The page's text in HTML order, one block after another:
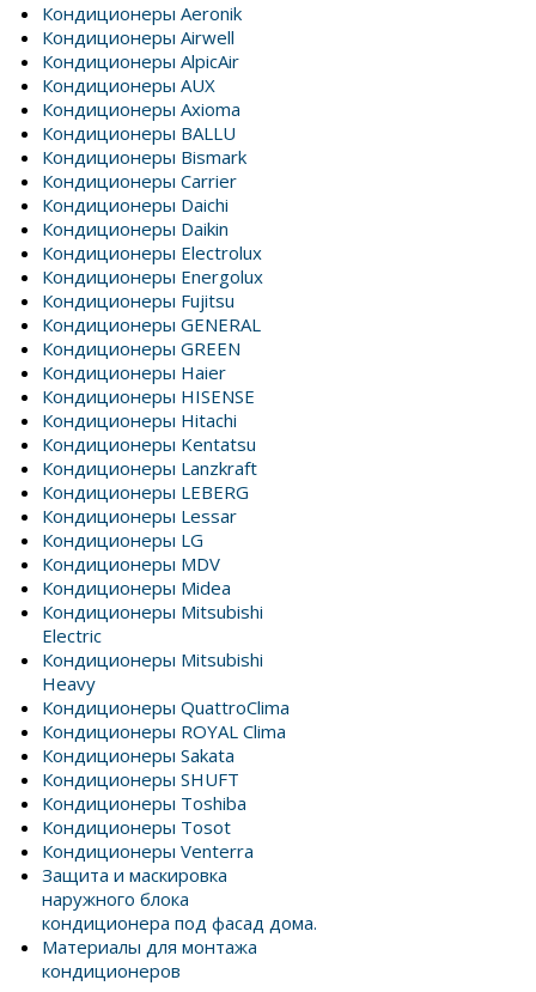
Кондиционеры Aeronik
Кондиционеры Airwell
Кондиционеры AlpicAir
Кондиционеры AUX
Кондиционеры Axioma
Кондиционеры BALLU
Кондиционеры Bismark
Кондиционеры Carrier
Кондиционеры Daichi
Кондиционеры Daikin
Кондиционеры Electrolux
Кондиционеры Energolux
Кондиционеры Fujitsu
Кондиционеры GENERAL
Кондиционеры GREEN
Кондиционеры Haier
Кондиционеры HISENSE
Кондиционеры Hitachi
Кондиционеры Kentatsu
Кондиционеры Lanzkraft
Кондиционеры LEBERG
Кондиционеры Lessar
Кондиционеры LG
Кондиционеры MDV
Кондиционеры Midea
Кондиционеры Mitsubishi
Electric
Кондиционеры Mitsubishi
Heavy
Кондиционеры QuattroClima
Кондиционеры ROYAL Clima
Кондиционеры Sakata
Кондиционеры SHUFT
Кондиционеры Toshiba
Кондиционеры Tosot
Кондиционеры Venterra
Защита и маскировка
наружного блока
кондиционера под фасад дома.
Материалы для монтажа
кондиционеров